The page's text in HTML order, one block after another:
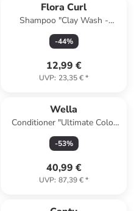
Flora Curl
Shampoo "Clay Wash -
Cocnut Mint", 260 g
-44%
12,99 €
UVP: 23,35 €*
Wella
Conditioner "Ultimate Color
Step 2", 200 ml
-53%
40,99 €
UVP: 87,39 €*